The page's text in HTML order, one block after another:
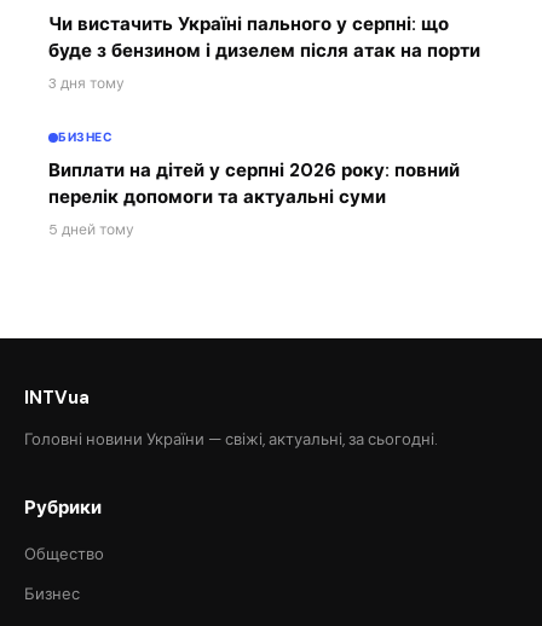
Чи вистачить Україні пального у серпні: що
буде з бензином і дизелем після атак на порти
3 дня тому
БИЗНЕС
Виплати на дітей у серпні 2026 року: повний
перелік допомоги та актуальні суми
5 дней тому
INTVua
Головні новини України — свіжі, актуальні, за сьогодні.
Рубрики
Общество
Бизнес